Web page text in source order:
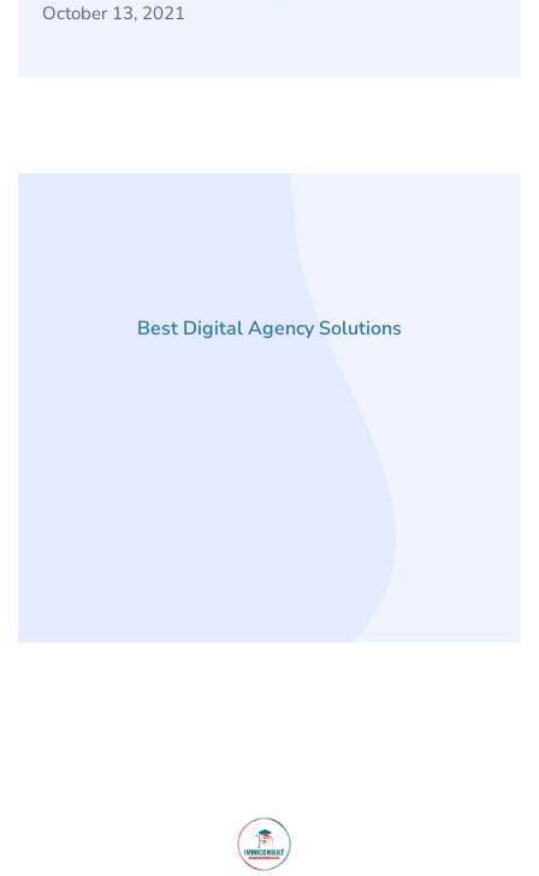
October 13, 2021
Best Digital Agency Solutions